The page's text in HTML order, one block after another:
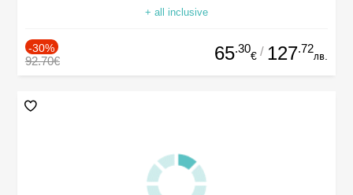
+ all inclusive
-30%
92.70€ 65.30
€ / 127.72
лв.